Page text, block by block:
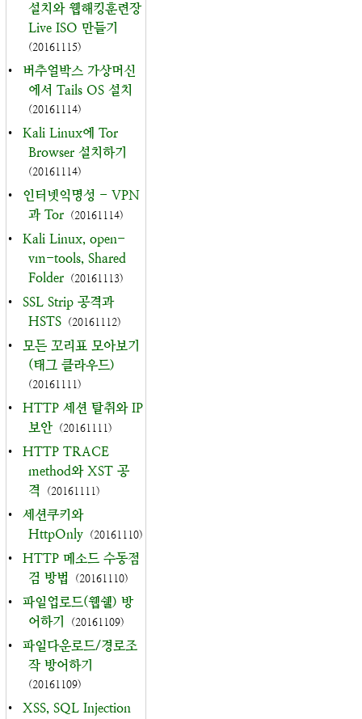
설치와 웹해킹훈련장
Live ISO 만들기
(20161115)
•
버추얼박스 가상머신
에서 Tails OS 설치
(20161114)
•
Kali Linux에 Tor
Browser 설치하기
(20161114)
•
인터넷익명성 - VPN
과 Tor (20161114)
•
Kali Linux, open-
vm-tools, Shared
Folder (20161113)
•
SSL Strip 공격과
HSTS (20161112)
•
모든 꼬리표 모아보기
(태그 클라우드)
(20161111)
•
HTTP 세션 탈취와 IP
보안 (20161111)
•
HTTP TRACE
method와 XST 공
격
(20161111)
•
세션쿠키와
HttpOnly (20161110)
•
HTTP 메소드 수동점
검 방법
(20161110)
•
파일업로드(웹쉘) 방
어하기
(20161109)
•
파일다운로드/경로조
작 방어하기
(20161109)
•
XSS, SQL Injection